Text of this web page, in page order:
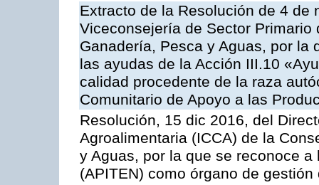
Extracto de la Resolución de 4 de
Viceconsejería de Sector
Ganadería, Pesca y Aguas, por la
las ayudas de la Acción III.10
calidad procedente de la raza
Comunitario de Apoyo a las
Resolución, 15 dic 2016, del
Agroalimentaria (ICCA) de la
y Aguas, por la que se reconoce
(APITEN) como órgano de